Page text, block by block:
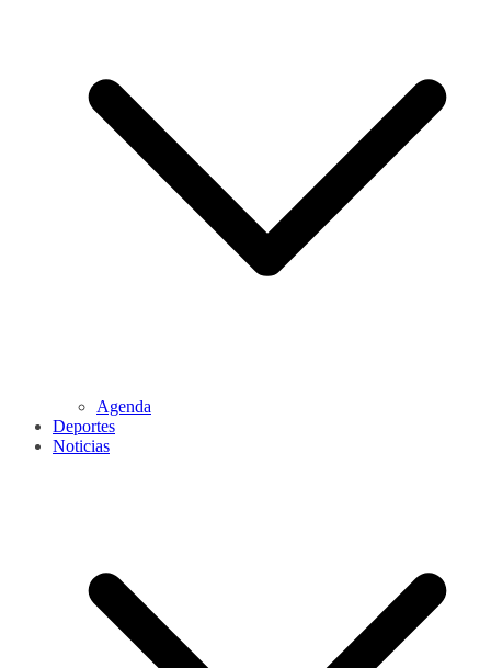
Agenda
Deportes
Noticias